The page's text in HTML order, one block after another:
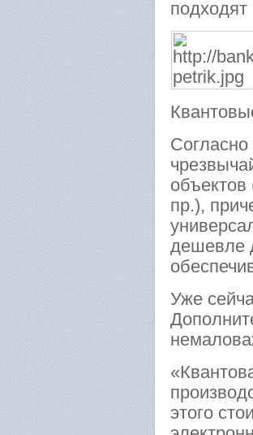
объектов
пр.),
дешевле
Уже
этого